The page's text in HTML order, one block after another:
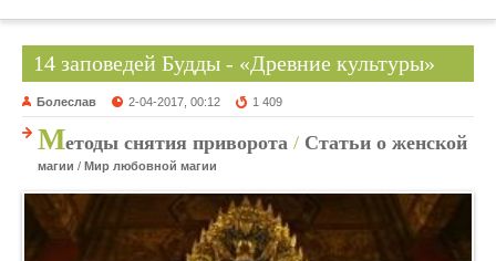
14 заповедей Будды - «Древние культуры»
Болеслав 2-04-2017, 00:12 1 409
Методы снятия приворота / Статьи о женской
магии / Мир любовной магии